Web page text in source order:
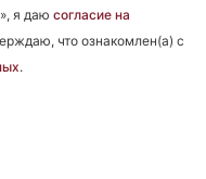
я даю согласие на
что ознакомлен(а) с
.